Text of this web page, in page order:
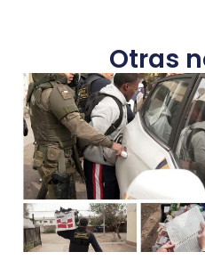
Otras